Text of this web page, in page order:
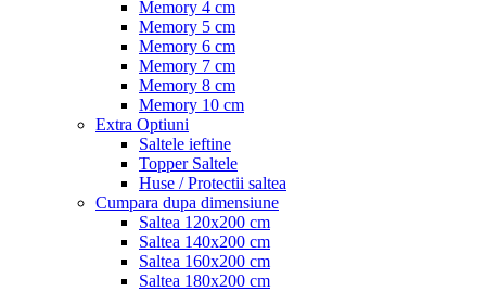
Memory 4 cm
Memory 5 cm
Memory 6 cm
Memory 7 cm
Memory 8 cm
Memory 10 cm
Extra Optiuni
Saltele ieftine
Topper Saltele
Huse / Protectii saltea
Cumpara dupa dimensiune
Saltea 120x200 cm
Saltea 140x200 cm
Saltea 160x200 cm
Saltea 180x200 cm